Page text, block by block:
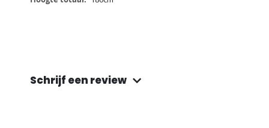
Schrijf een review